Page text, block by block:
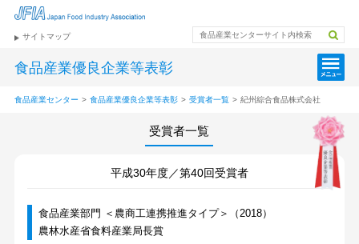
サイトマップ
食品産業優良企業等表彰
食品産業センター > 食品産業優良企業等表彰 > 受賞者一覧 > 紀州綜合食品株式会社
受賞者一覧
平成30年度／第40回受賞者
食品産業部門 ＜農商工連携推進タイプ＞（2018）
農林水産省食料産業局長賞